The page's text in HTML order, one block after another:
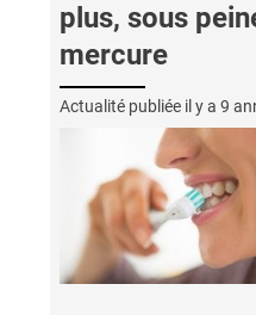
plus, sous
mercure
Actualité publiée il y a 9